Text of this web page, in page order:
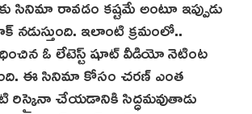
సినిమా రావడం కష్టమే అంటూ ఇప్పుడు
నడుస్తుంది. ఇలాంటి క్రమంలో..
ఓ లేటెస్ట్ షూట్ వీడియో నెటింట
ఈ సినిమా కోసం చరణ్ ఎంత
రిస్కైనా చేయడానికి సిద్ధమవుతాడు